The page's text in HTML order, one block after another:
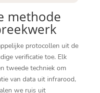
methode
protocollen uit de
verificatie toe.​ Elk
tweede techniek om
van data uit infrarood,
we ruis uit